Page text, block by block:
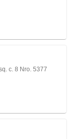
c. 8 Nro. 5377